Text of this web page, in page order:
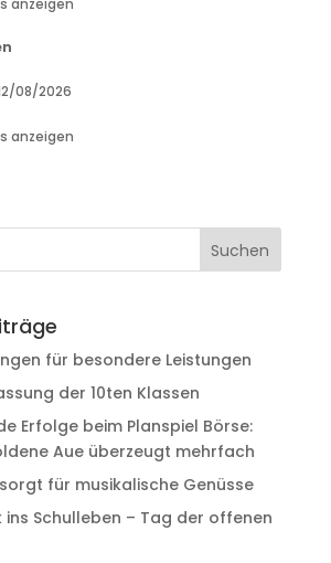
anzeigen
08/2026
anzeigen
für besondere Leistungen
der 10ten Klassen
Erfolge beim Planspiel Börse:
Aue überzeugt mehrfach
für musikalische Genüsse
ins Schulleben – Tag der offenen